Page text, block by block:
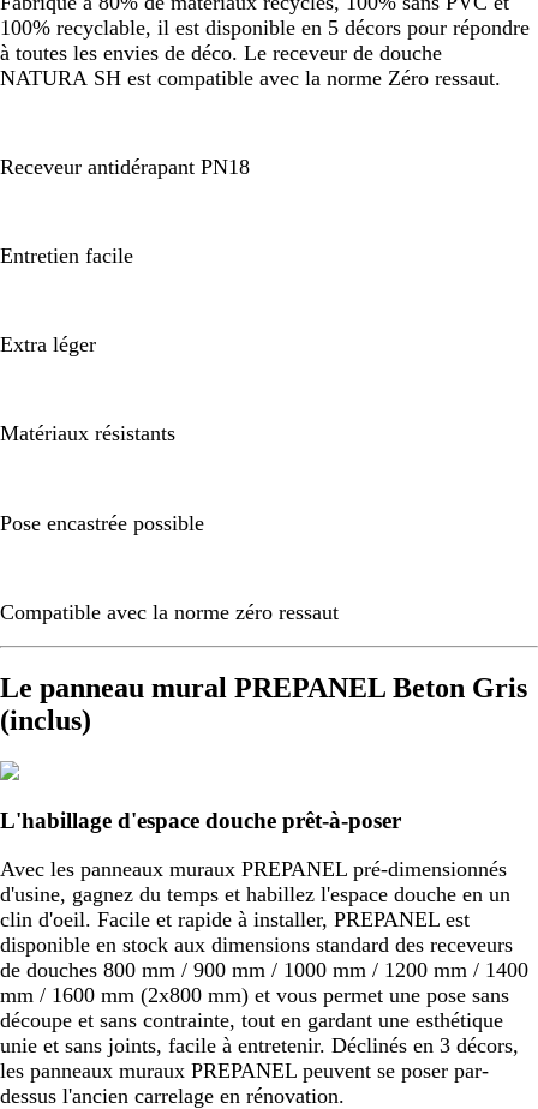
100% recyclable, il est disponible en 5 décors pour répondre
à toutes les envies de déco. Le receveur de douche
NATURA SH est compatible avec la norme Zéro ressaut.
Receveur antidérapant PN18
Entretien facile
Extra léger
Matériaux résistants
Pose encastrée possible
Compatible avec la norme zéro ressaut
Le panneau mural PREPANEL Beton Gris
(inclus)
L'habillage d'espace douche prêt-à-poser
Avec les panneaux muraux PREPANEL pré-dimensionnés
d'usine, gagnez du temps et habillez l'espace douche en un
clin d'oeil. Facile et rapide à installer, PREPANEL est
disponible en stock aux dimensions standard des receveurs
de douches 800 mm / 900 mm / 1000 mm / 1200 mm / 1400
mm / 1600 mm (2x800 mm) et vous permet une pose sans
découpe et sans contrainte, tout en gardant une esthétique
unie et sans joints, facile à entretenir. Déclinés en 3 décors,
les panneaux muraux PREPANEL peuvent se poser par-
dessus l'ancien carrelage en rénovation.